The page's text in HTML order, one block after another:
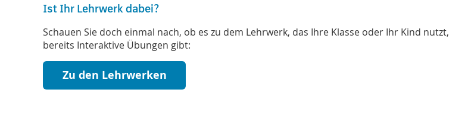
Ist Ihr Lehrwerk dabei?
Schauen Sie doch einmal nach, ob es zu dem Lehrwerk, das Ihre Klasse oder Ihr Kind nutzt,
bereits Interaktive Übungen gibt:
Zu den Lehrwerken